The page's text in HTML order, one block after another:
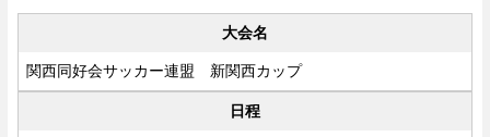
大会名
関西同好会サッカー連盟 新関西カップ
日程